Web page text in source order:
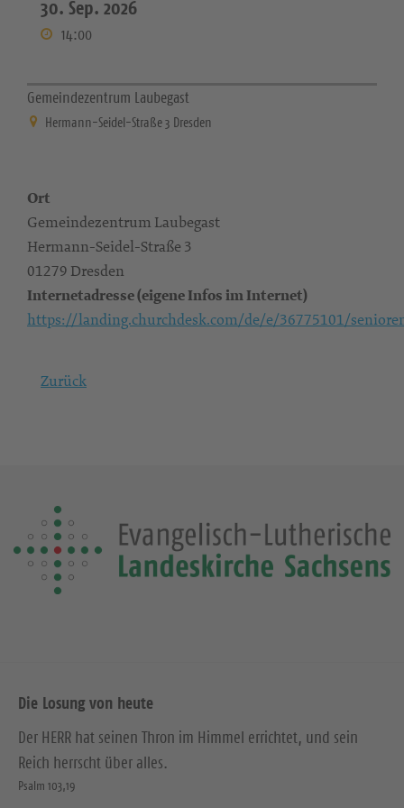
30. Sep. 2026
14:00
Gemeindezentrum Laubegast
Hermann-Seidel-Straße 3 Dresden
Ort
Gemeindezentrum Laubegast
Hermann-Seidel-Straße 3
01279 Dresden
Internetadresse (eigene Infos im Internet)
https://landing.churchdesk.com/de/e/36775101/
Zurück
Die Losung von heute
Der HERR hat seinen Thron im Himmel errichtet, und sein
Reich herrscht über alles.
Psalm 103,19